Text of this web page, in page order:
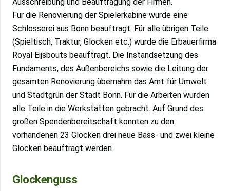
Ausschreibung und Beauftragung der Firmen.
Für die Renovierung der Spielerkabine wurde eine
Schlosserei aus Bonn beauftragt. Für alle übrigen Teile
(Spieltisch, Traktur, Glocken etc.) wurde die Erbauerfirma
Royal Eijsbouts beauftragt. Die Instandsetzung des
Fundaments, des Außenbereichs sowie die Leitung der
gesamten Renovierung übernahm das Amt für Umwelt
und Stadtgrün der Stadt Bonn. Für die Arbeiten wurden
alle Teile in die Werkstätten gebracht. Auf Grund des
großen Spendenbereitschaft konnten zu den
vorhandenen 23 Glocken drei neue Bass- und zwei kleine
Glocken beauftragt werden.
Glockenguss